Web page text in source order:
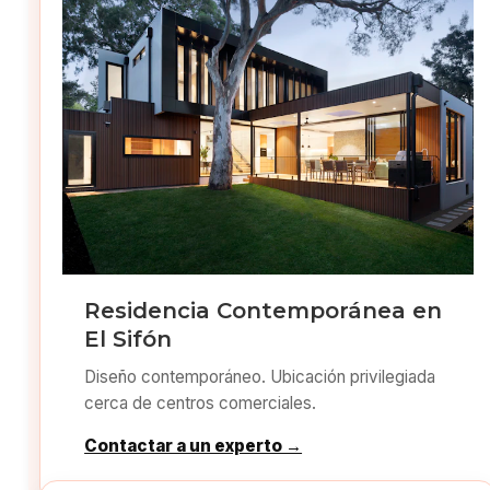
Residencia Contemporánea en
El Sifón
Diseño contemporáneo. Ubicación privilegiada
cerca de centros comerciales.
Contactar a un experto →